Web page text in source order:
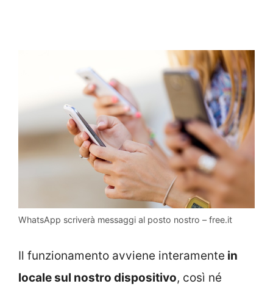
WhatsApp scriverà messaggi al posto nostro – free.it
Il funzionamento avviene interamente in
locale sul nostro dispositivo, così né